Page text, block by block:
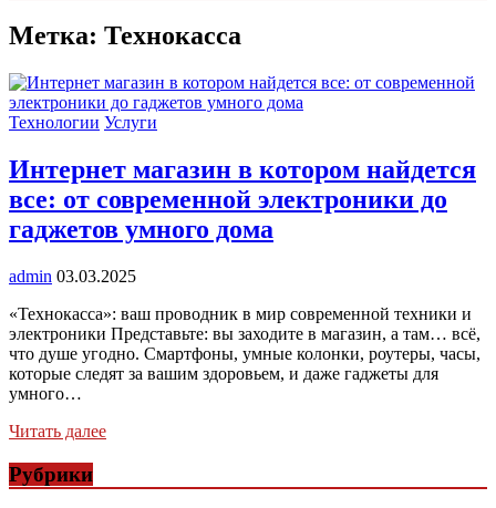
Метка: Технокасса
Технологии Услуги
Интернет магазин в котором найдется
все: от современной электроники до
гаджетов умного дома
admin 03.03.2025
«Технокасса»: ваш проводник в мир современной техники и
электроники Представьте: вы заходите в магазин, а там… всё,
что душе угодно. Смартфоны, умные колонки, роутеры, часы,
которые следят за вашим здоровьем, и даже гаджеты для
умного…
Читать далее
Рубрики